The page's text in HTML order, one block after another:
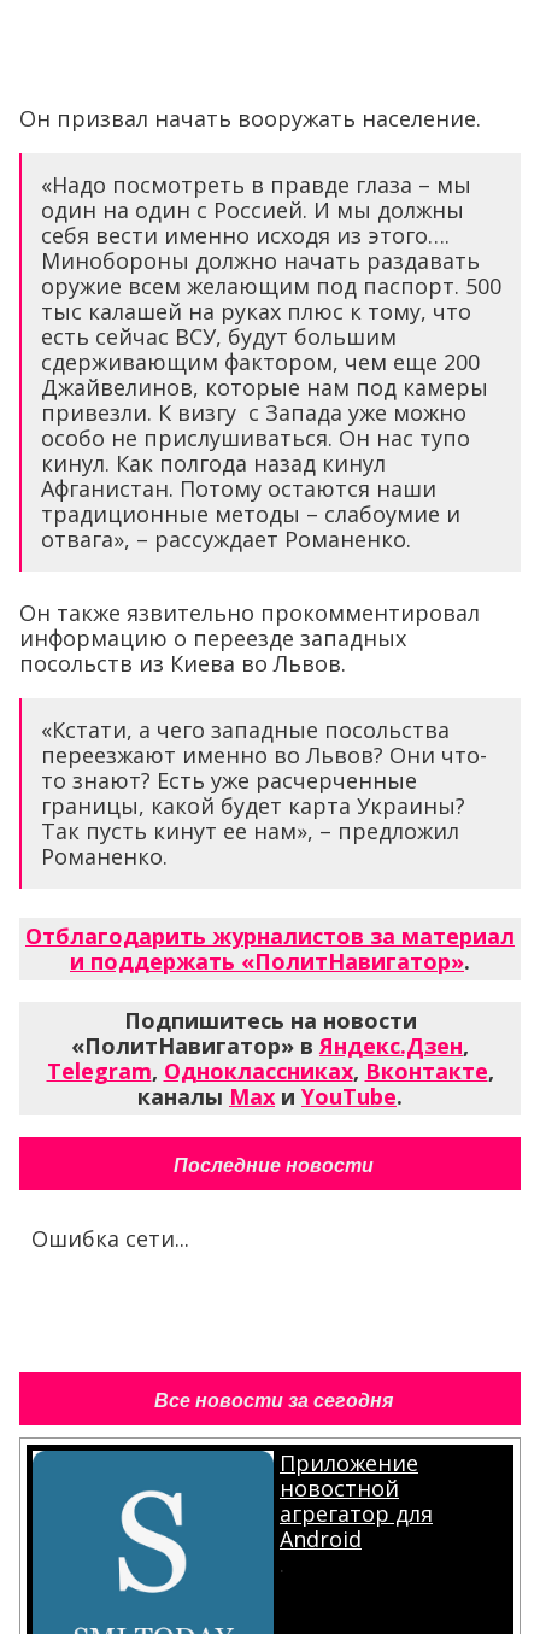
Он призвал начать вооружать население.
«Надо посмотреть в правде глаза – мы
один на один с Россией. И мы должны
себя вести именно исходя из этого….
Минобороны должно начать раздавать
оружие всем желающим под паспорт. 500
тыс калашей на руках плюс к тому, что
есть сейчас ВСУ, будут большим
сдерживающим фактором, чем еще 200
Джайвелинов, которые нам под камеры
привезли. К визгу с Запада уже можно
особо не прислушиваться. Он нас тупо
кинул. Как полгода назад кинул
Афганистан. Потому остаются наши
традиционные методы – слабоумие и
отвага», – рассуждает Романенко.
Он также язвительно прокомментировал
информацию о переезде западных
посольств из Киева во Львов.
«Кстати, а чего западные посольства
переезжают именно во Львов? Они что-
то знают? Есть уже расчерченные
границы, какой будет карта Украины?
Так пусть кинут ее нам», – предложил
Романенко.
Отблагодарить журналистов за материал
и поддержать «ПолитНавигатор».
Подпишитесь на новости
«ПолитНавигатор» вЯндекс.Дзен,
Telegram, Одноклассниках, Вконтакте,
каналы Max и YouTube.
Последние новости
Ошибка сети...
Все новости за сегодня
Приложение
новостной
агрегатор для
Android
.